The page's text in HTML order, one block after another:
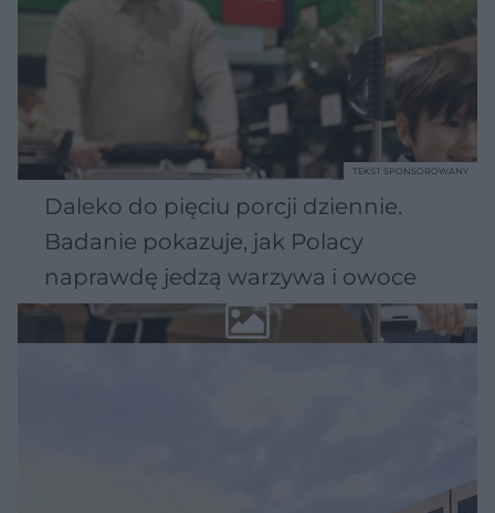
Daleko do pięciu porcji dziennie.
Badanie pokazuje, jak Polacy
naprawdę jedzą warzywa i owoce
TEKST SPONSOROWANY